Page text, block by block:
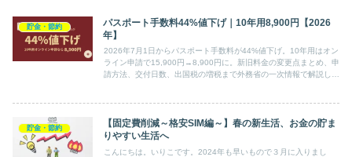
貯金・節約
パスポート手数料44%値下げ｜10年用8,900円【2026
年】
2026年7月1日からパスポート手数料が44%値下げ。10年用はオン
ライン申請で15,900円→8,900円に。新旧料金の変更点まとめ、申
請方法、交付日数、出国税の増税まで外務省の一次情報で解説しま
貯金・節約
【固定費削減～格安SIM編～】春の新生活、お金の貯ま
りやすい生活へ
こんにちは。いりこです。2024年も早いもので３月に入りまし